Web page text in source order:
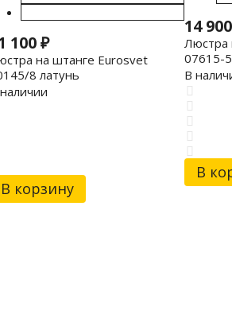
100₽
на штанге Eurosvet
8 латунь
В корзину
14
Люстра
07615-5
В
В